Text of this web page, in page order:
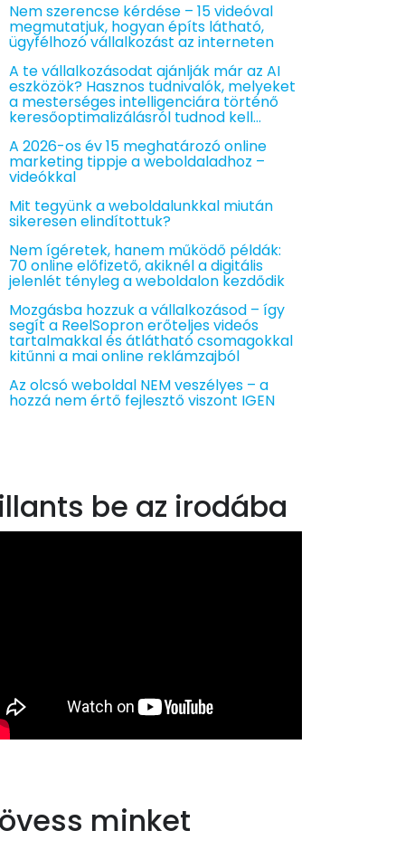
Nem szerencse kérdése – 15 videóval
megmutatjuk, hogyan építs látható,
ügyfélhozó vállalkozást az interneten
A te vállalkozásodat ajánlják már az AI
eszközök? Hasznos tudnivalók, melyeket
a mesterséges intelligenciára történő
keresőoptimalizálásról tudnod kell…
A 2026-os év 15 meghatározó online
marketing tippje a weboldaladhoz –
videókkal
Mit tegyünk a weboldalunkkal miután
sikeresen elindítottuk?
Nem ígéretek, hanem működő példák:
70 online előfizető, akiknél a digitális
jelenlét tényleg a weboldalon kezdődik
Mozgásba hozzuk a vállalkozásod – így
segít a ReelSopron erőteljes videós
tartalmakkal és átlátható csomagokkal
kitűnni a mai online reklámzajból
Az olcsó weboldal NEM veszélyes – a
hozzá nem értő fejlesztő viszont IGEN
be az irodába
minket